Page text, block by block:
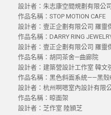
設計者：朱志康空間規劃有限公
作品名稱：STOP MOTION CAFE
設計者：壹正企劃有限公司 羅靈
作品名稱：DARRY RING
設計者：壹正企劃有限公司 羅靈
作品名稱：胡同茶舍—曲廊院
設計者：建築營設計工作室 韓文
作品名稱：黑色斜面系統——黑殼
設計者：杭州啊嗯室內設計有限
作品名稱：晾面架
設計者：芝作室 陸頴芝